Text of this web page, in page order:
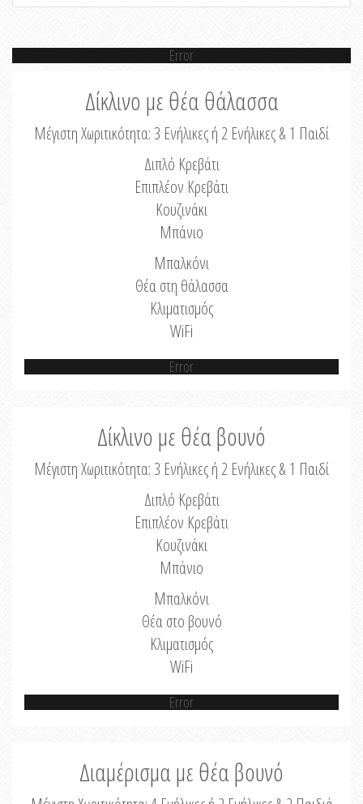
Error
Δίκλινο με θέα θάλασσα
Μέγιστη Χωριτικότητα: 3 Ενήλικες ή 2 Ενήλικες & 1 Παιδί
Διπλό Κρεβάτι
Επιπλέον Κρεβάτι
Κουζινάκι
Μπάνιο
Μπαλκόνι
Θέα στη θάλασσα
Κλιματισμός
WiFi
Error
Δίκλινο με θέα βουνό
Μέγιστη Χωριτικότητα: 3 Ενήλικες ή 2 Ενήλικες & 1 Παιδί
Διπλό Κρεβάτι
Επιπλέον Κρεβάτι
Κουζινάκι
Μπάνιο
Μπαλκόνι
Θέα στο βουνό
Κλιματισμός
WiFi
Error
Διαμέρισμα με θέα βουνό